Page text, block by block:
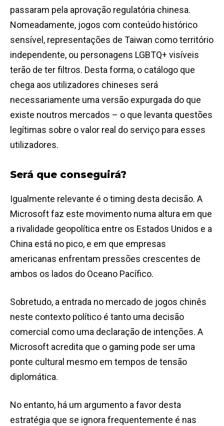
passaram pela aprovação regulatória chinesa.
Nomeadamente, jogos com conteúdo histórico
sensível, representações de Taiwan como território
independente, ou personagens LGBTQ+ visíveis
terão de ter filtros. Desta forma, o catálogo que
chega aos utilizadores chineses será
necessariamente uma versão expurgada do que
existe noutros mercados – o que levanta questões
legítimas sobre o valor real do serviço para esses
utilizadores.
Será que conseguirá?
Igualmente relevante é o timing desta decisão. A
Microsoft faz este movimento numa altura em que
a rivalidade geopolítica entre os Estados Unidos e a
China está no pico, e em que empresas
americanas enfrentam pressões crescentes de
ambos os lados do Oceano Pacífico.
Sobretudo, a entrada no mercado de jogos chinês
neste contexto político é tanto uma decisão
comercial como uma declaração de intenções. A
Microsoft acredita que o gaming pode ser uma
ponte cultural mesmo em tempos de tensão
diplomática.
No entanto, há um argumento a favor desta
estratégia que se ignora frequentemente é nas